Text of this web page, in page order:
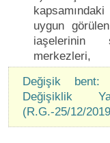
uygun
iaşelerinin
merkezleri,
Değişik bent:
Değişiklik
(R.G.-25/12/